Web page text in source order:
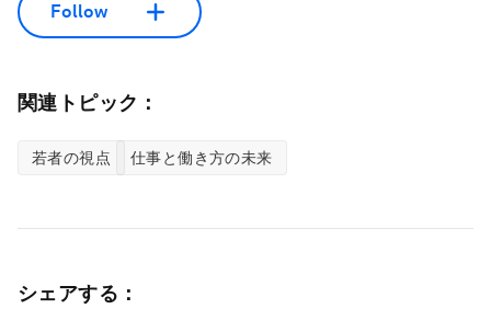
Follow
関連トピック：
若者の視点 仕事と働き方の未来
シェアする：